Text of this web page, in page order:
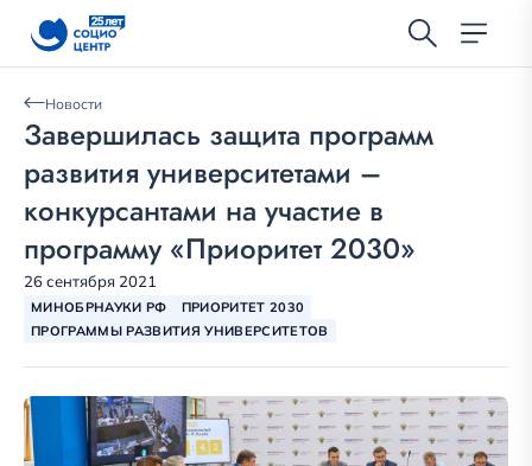
Новости
Завершилась защита программ
развития университетами –
конкурсантами на участие в
программу «Приоритет 2030»
26 сентября 2021
МИНОБРНАУКИ РФ
ПРИОРИТЕТ 2030
ПРОГРАММЫ РАЗВИТИЯ УНИВЕРСИТЕТОВ